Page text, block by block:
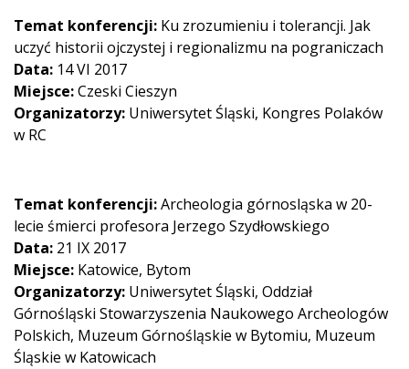
Temat konferencji: Ku zrozumieniu i tolerancji. Jak
uczyć historii ojczystej i regionalizmu na pograniczach
Data: 14 VI 2017
Miejsce:Czeski Cieszyn
Organizatorzy: Uniwersytet Śląski, Kongres Polaków
w RC
Temat konferencji:Archeologia górnosląska w 20-
lecie śmierci profesora Jerzego Szydłowskiego
Data: 21 IX 2017
Miejsce: Katowice, Bytom
Organizatorzy: Uniwersytet Śląski, Oddział
Górnośląski Stowarzyszenia Naukowego Archeologów
Polskich, Muzeum Górnośląskie w Bytomiu, Muzeum
Śląskie w Katowicach